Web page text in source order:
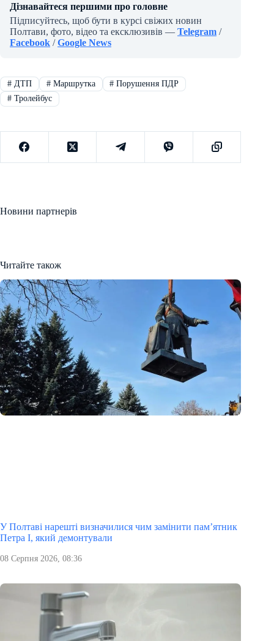
Дізнавайтеся першими про головне
Підписуйтесь, щоб бути в курсі свіжих новин
Полтави, фото, відео та ексклюзивів — Telegram /
Facebook /Google News
#ДТП #Маршрутка # Порушення ПДР
#Тролейбус
Новини партнерів
Читайте також
У Полтаві нарешті визначилися чим замінити пам’ятник
Петра І, який демонтували
08 Серпня 2026, 08:36